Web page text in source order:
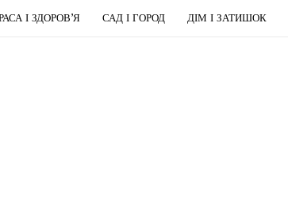
І ЗДОРОВ’Я САД І ГОРОД ДІМ І ЗАТИШОК